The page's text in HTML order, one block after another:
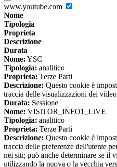
www.youtube.com
Nome
Tipologia
Proprieta
Descrizione
Durata
Nome: YSC
Tipologia: analitico
Proprieta: Terze Parti
Descrizione: Questo cookie è
traccia delle visualizzazioni dei
Durata: Sessione
Nome: VISITOR_INFO1_LIVE
Tipologia: analitico
Proprieta: Terze Parti
Descrizione: Questo cookie è
traccia delle preferenze dell'utente
nei siti; può anche determinare se il
utilizzando la nuova o la vecchia